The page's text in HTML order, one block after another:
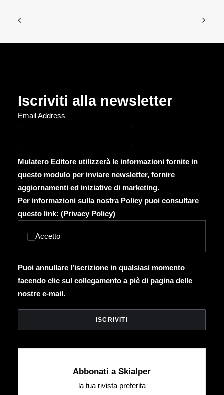
Iscriviti alla newsletter
Email Address
Mulatero Editore utilizzerà le informazioni fornite in
questo modulo per inviare newsletter, fornire
aggiornamenti ed iniziative di marketing.
Per informazioni sulla nostra Policy puoi consultare
questo link: (Privacy Policy)
Accetto
Puoi annullare l’iscrizione in qualsiasi momento
facendo clic sul collegamento a piè di pagina delle
nostre e-mail.
Abbonati a Skialper
la tua rivista preferita